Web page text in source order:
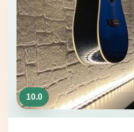
10.0